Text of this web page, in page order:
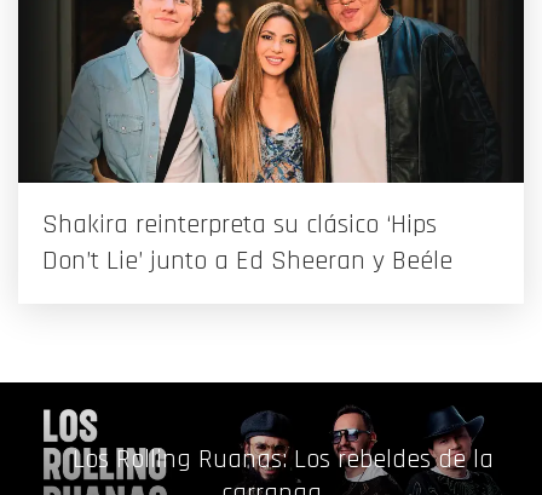
Shakira reinterpreta su clásico ‘Hips
Don’t Lie’ junto a Ed Sheeran y Beéle
Los Rolling Ruanas: Los rebeldes de la